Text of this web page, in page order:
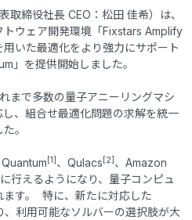
締役社長 CEO：松田 佳希）は、
ウェア開発環境「Fixstars Amplify
いた最適化をより強力にサポート
」を提供開始しました。
まで多数の量子アニーリングマシ
、組合せ最適化問題の求解を統一
。
[1] 、Qulacs [2] 、Amazon
行えるようになり、量子コンピュ
す。 特に、新たに対応した
利用可能なソルバーの選択肢が大